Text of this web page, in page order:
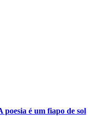
é um fiapo de sol